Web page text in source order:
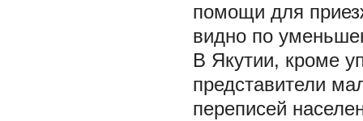
помощи для
видно по
В Якутии, кроме
представители
переписей